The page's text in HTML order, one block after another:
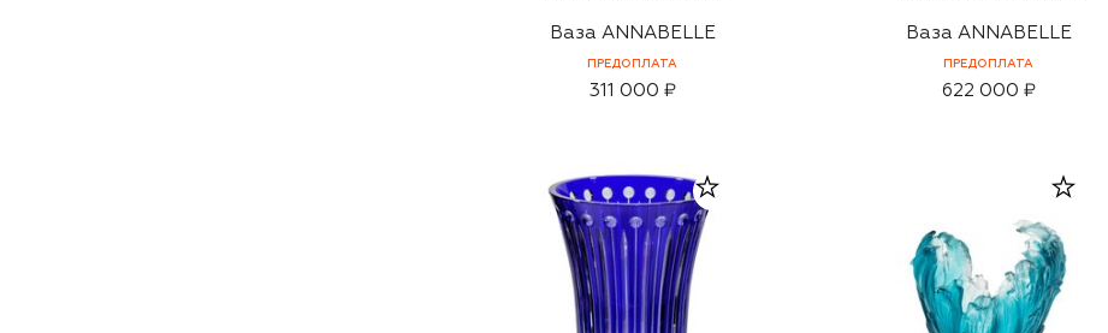
Ваза ANNABELLE
ПРЕДОПЛАТА
311 000 ₽
Ваза ANNABELLE
ПРЕДОПЛАТА
622 000 ₽